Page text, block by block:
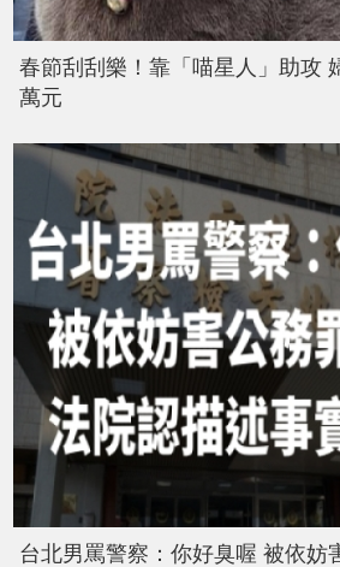
春節刮刮樂！靠「喵星人」助攻
萬元
台北男罵警察：你好臭喔 被依妨